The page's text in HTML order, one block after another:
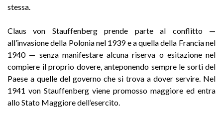
stessa.
Claus von Stauffenberg prende parte al conflitto —
all’invasione della Polonia nel 1939 e a quella della Francia nel
1940 — senza manifestare alcuna riserva o esitazione nel
compiere il proprio dovere, anteponendo sempre le sorti del
Paese a quelle del governo che si trova a dover servire. Nel
1941 von Stauffenberg viene promosso maggiore ed entra
allo Stato Maggiore dell’e­sercito.